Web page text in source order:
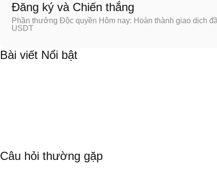
Đăng ký và Chiến thắng
Phần thưởng Độc quyền Hôm nay: Hoàn thành giao dịch
USDT
Bài viết Nổi bật
Câu hỏi thường gặp